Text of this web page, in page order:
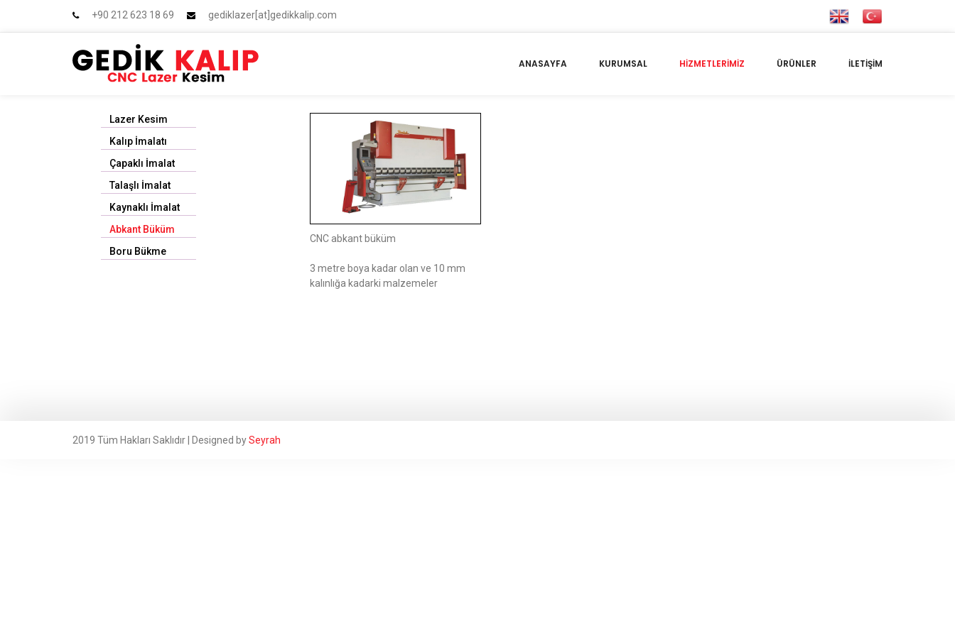
+90 212 623 18 69 gediklazer[at]gedikkalip.com
ANASAYFA KURUMSAL HIZMETLERIMIZ ÜRÜNLER İLETIŞIM
Lazer Kesim
Kalıp İmalatı
Çapaklı İmalat
Talaşlı İmalat
Kaynaklı İmalat
Abkant Büküm
Boru Bükme
CNC abkant büküm
3 metre boya kadar olan ve 10 mm
kalınlığa kadarki malzemeler
2019 Tüm Hakları Saklıdır | Designed bySeyrah